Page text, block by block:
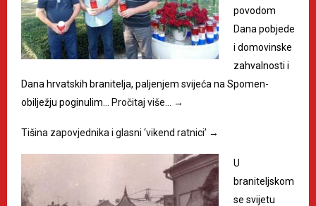
povodom
Dana pobjede
i domovinske
zahvalnosti i
Dana hrvatskih branitelja, paljenjem svijeća na Spomen-
obilježju poginulim…
Pročitaj više… →
Tišina zapovjednika i glasni ‘vikend ratnici’ →
U
braniteljskom
se svijetu